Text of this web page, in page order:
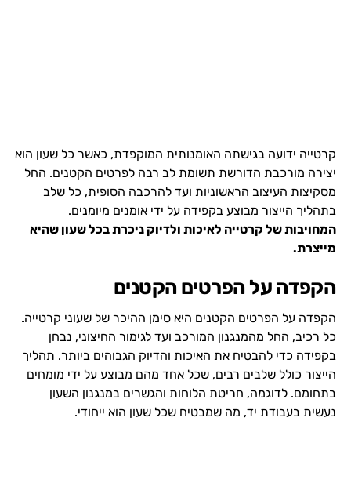
קרטייה ידועה בגישתה האומנותית המוקפדת, כאשר כל שעון הוא
יצירה מורכבת הדורשת תשומת לב רבה לפרטים הקטנים. החל
מסקיצות העיצוב הראשוניות ועד להרכבה הסופית, כל שלב
בתהליך הייצור מבוצע בקפידה על ידי אומנים מיומנים.
המחויבות של קרטייה לאיכות ולדיוק ניכרת בכל שעון שהיא
מייצרת.
הקפדה על הפרטים הקטנים
הקפדה על הפרטים הקטנים היא סימן ההיכר של שעוני קרטייה.
כל רכיב, החל מהמנגנון המורכב ועד לגימור החיצוני, נבחן
בקפידה כדי להבטיח את האיכות והדיוק הגבוהים ביותר. תהליך
הייצור כולל שלבים רבים, שכל אחד מהם מבוצע על ידי מומחים
בתחומם. לדוגמה, חריטת הלוחות והגשרים במנגנון השעון
נעשית בעבודת יד, מה שמבטיח שכל שעון הוא ייחודי.